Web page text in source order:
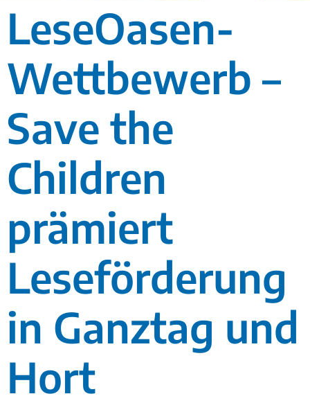
LeseOasen-
Wettbewerb –
Save the
Children
prämiert
Leseförderung
in Ganztag und
Hort